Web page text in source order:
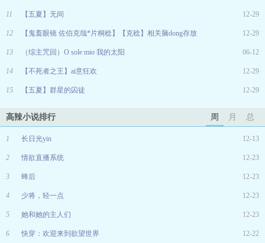
11 【五夏】无间 12-29
12 【鬼畜眼镜 佐伯克哉*片桐稔】【克稔】相关脑dong存放 12-29
13 （综主咒回）O sole mio 我的太阳 06-12
14 【不死者之王】ai意狂欢 12-29
15 【五夏】群星的囚徒 12-29
高辣小说排行 周 月 总
1 长日光yin 12-13
2 情欲直播系统 12-23
3 蜂后 12-23
4 少将，轻一点 12-23
5 她和她的主人们 12-23
6 快穿：欢迎来到欲望世界 12-22